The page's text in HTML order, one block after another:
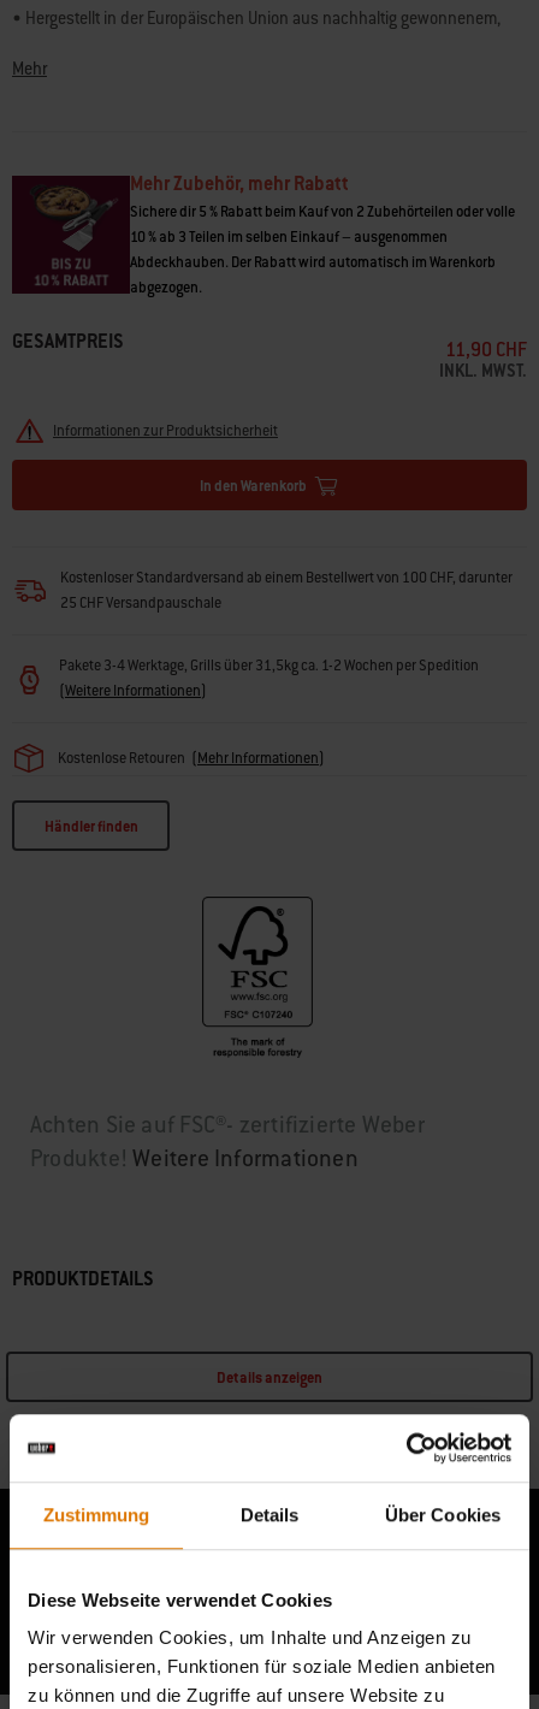
Zustimmung Details Über Cookies
Diese Webseite verwendet Cookies
Wir verwenden Cookies, um Inhalte und Anzeigen zu
personalisieren, Funktionen für soziale Medien anbieten
zu können und die Zugriffe auf unsere Website zu
zur
gleichen
• Hergestellt in der Europäischen Union aus nachhaltig gewonnenem,
Mehr
Mehr Zubehör, mehr Rabatt
Sichere dir 5 % Rabatt beim Kauf von 2 Zubehörteilen oder volle
10 % ab 3 Teilen im selben Einkauf – ausgenommen
Abdeckhauben. Der Rabatt wird automatisch im Warenkorb
abgezogen.
GESAMTPREIS 11,90 CHF
INKL. MWST.
Informationen zur Produktsicherheit
In den Warenkorb
Kostenloser Standardversand ab einem Bestellwert von 100 CHF, darunter
25 CHF Versandpauschale
Pakete 3-4 Werktage, Grills über 31,5kg ca. 1-2 Wochen per Spedition
(Weitere Informationen)
Kostenlose Retouren (Mehr Informationen)
Händler finden
Achten Sie auf FSC®- zertifizierte Weber
Produkte!Weitere Informationen
PRODUKTDETAILS
Details anzeigen
Berichte von anderen Grillern lesen